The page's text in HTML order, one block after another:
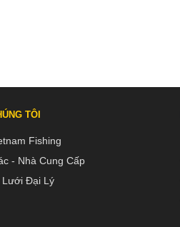
TÔI
Fishing
- Nhà Cung Cấp
Lưới Đại Lý